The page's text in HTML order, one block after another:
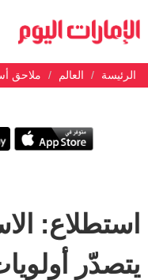
الرئيسة العالم ملاحق
استطلاع:
يتصدّر